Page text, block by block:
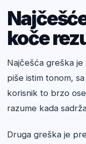
koče
Najčešća greška
piše istim tonom,
korisnik to brzo
razume kada
Druga greška je